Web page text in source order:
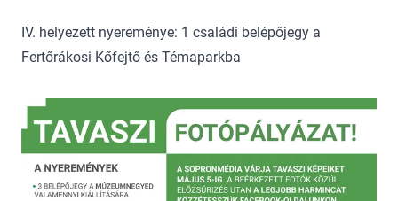
IV. helyezett nyereménye: 1 családi belépőjegy a
Fertőrákosi Kőfejtő és Témaparkba